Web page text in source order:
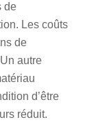
de
Les coûts
de
autre
d’être
réduit.